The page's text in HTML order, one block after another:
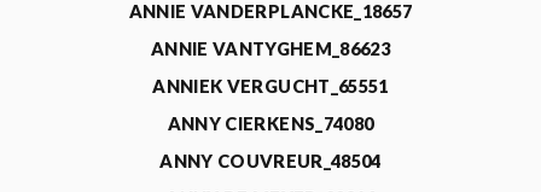
ANNIE VANDERPLANCKE_18657
ANNIE VANTYGHEM_86623
ANNIEK VERGUCHT_65551
ANNY CIERKENS_74080
ANNY COUVREUR_48504